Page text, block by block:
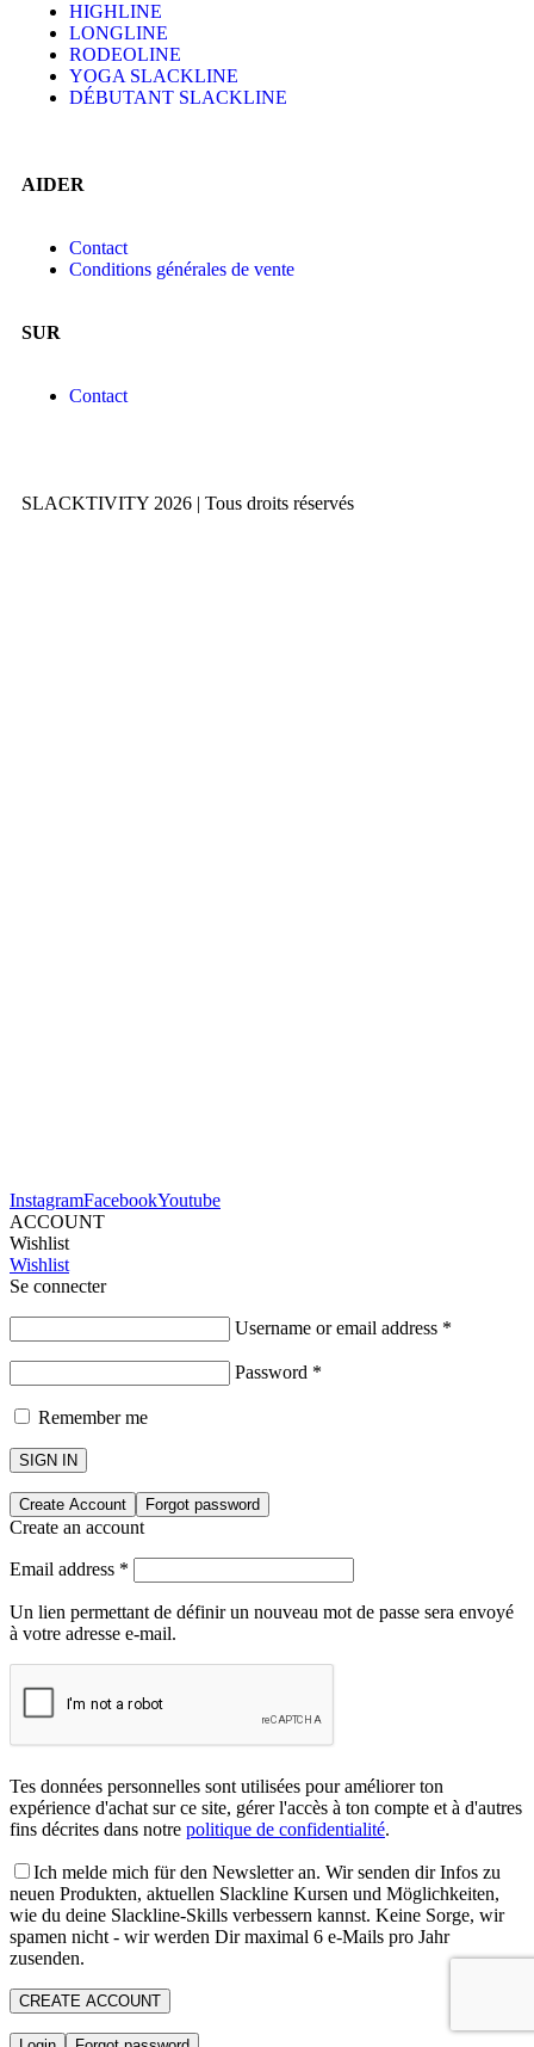
HIGHLINE
LONGLINE
RODEOLINE
YOGA SLACKLINE
DÉBUTANT SLACKLINE
AIDER
Contact
Conditions générales de vente
SUR
Contact
SLACKTIVITY 2026 | Tous droits réservés
InstagramFacebookYoutube
ACCOUNT
Wishlist
Wishlist
Se connecter
Username or email address *
Password *
Remember me
SIGN IN
Create Account Forgot password
Create an account
Email address *
Un lien permettant de définir un nouveau mot de passe sera envoyé
à votre adresse e-mail.
Tes données personnelles sont utilisées pour améliorer ton
expérience d'achat sur ce site, gérer l'accès à ton compte et à d'autres
fins décrites dans notre politique de confidentialité.
Ich melde mich für den Newsletter an. Wir senden dir Infos zu
neuen Produkten, aktuellen Slackline Kursen und Möglichkeiten,
wie du deine Slackline-Skills verbessern kannst. Keine Sorge, wir
spamen nicht - wir werden Dir maximal 6 e-Mails pro Jahr
zusenden.
CREATE ACCOUNT